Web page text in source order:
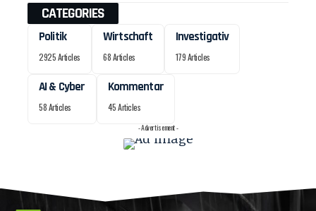
CATEGORIES
Politik
2925 Articles
Wirtschaft
68 Articles
Investigativ
179 Articles
AI & Cyber
58 Articles
Kommentar
45 Articles
- Advertisement -